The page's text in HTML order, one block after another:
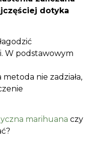
dotyka
W podstawowym
nie zadziała,
marihuana czy